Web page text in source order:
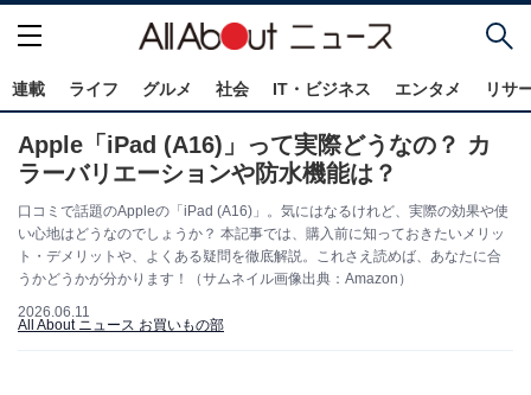
連載 ライフ グルメ 社会 IT・ビジネス エンタメ リサ
Apple「iPad (A16)」って実際どうなの？ カ
ラーバリエーションや防水機能は？
口コミで話題のAppleの「iPad (A16)」。気にはなるけれど、実際の効果や使
い心地はどうなのでしょうか？ 本記事では、購入前に知っておきたいメリッ
ト・デメリットや、よくある疑問を徹底解説。これさえ読めば、あなたに合
うかどうかが分かります！（サムネイル画像出典：Amazon）
2026.06.11
All About ニュース お買いもの部